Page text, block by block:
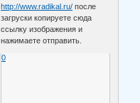
http://www.radikal.ru/ после
загруски копируете сюда
ссылку изображения и
нажимаете отправить.
0